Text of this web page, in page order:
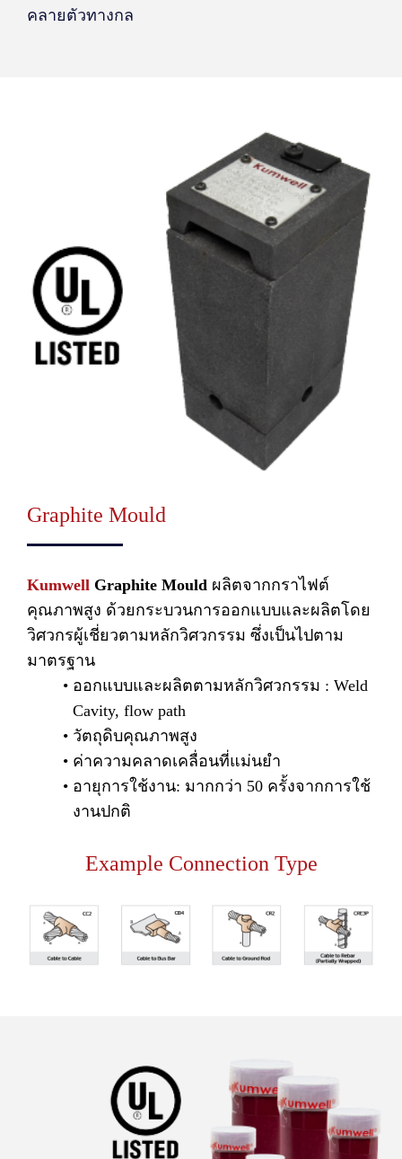
คลายตัวทางกล
Graphite Mould
Kumwell Graphite Mould ผลิตจากกราไฟต์
คุณภาพสูง ด้วยกระบวนการออกแบบและผลิตโดย
วิศวกรผู้เชี่ยวตามหลักวิศวกรรม ซึ่งเป็นไปตาม
มาตรฐาน
ออกแบบและผลิตตามหลักวิศวกรรม : Weld
Cavity, flow path
วัตถุดิบคุณภาพสูง
ค่าความคลาดเคลื่อนที่แม่นยำ
อายุการใช้งาน: มากกว่า 50 ครั้งจากการใช้
งานปกติ
Example Connection Type